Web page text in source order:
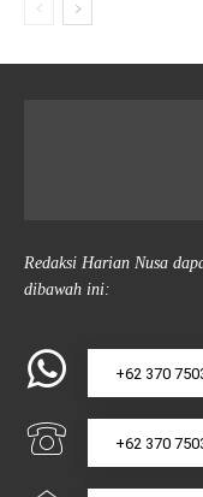
Redaksi Harian Nusa
dibawah ini:
+62 370
+62 370